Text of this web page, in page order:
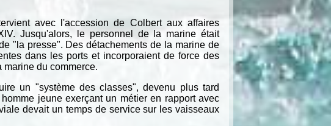
avec l'accession de Colbert aux affaires
Jusqu'alors, le personnel de la marine était
"la presse". Des détachements de la marine de
dans les ports et incorporaient de force des
marine du commerce.
un "système des classes", devenu plus tard
jeune exerçant un métier en rapport avec
devait un temps de service sur les vaisseaux